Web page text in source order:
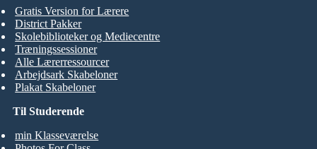
Til Studerende
min Klasseværelse
Gratis Version for Lærere
District Pakker
Skolebiblioteker og Mediecentre
Træningssessioner
Alle Lærerressourcer
Arbejdsark Skabeloner
Plakat Skabeloner